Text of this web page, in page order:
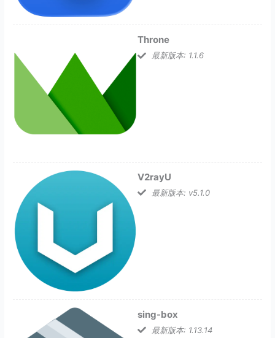
Throne
最新版本: 1.1.6
V2rayU
最新版本: v5.1.0
sing-box
最新版本: 1.13.14